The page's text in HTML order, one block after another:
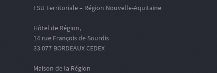
FSU Territoriale – Région Nouvelle-Aquitaine
Hôtel de Région,
14 rue François de Sourdis
33 077 BORDEAUX CEDEX
Maison de la Région